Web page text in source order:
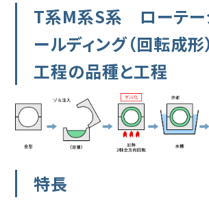
T系M系S系 ローテー
ールディング（回転成形
工程の品種と工程
特長